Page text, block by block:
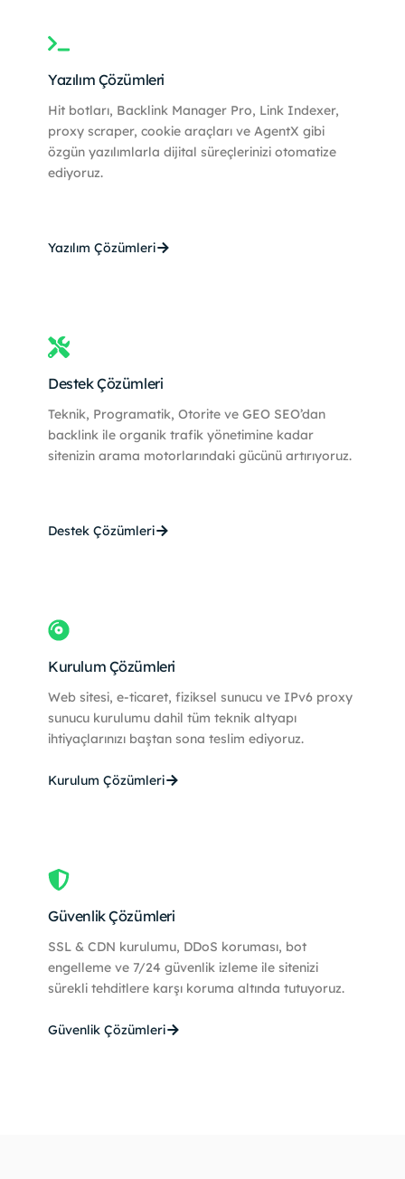
Yazılım Çözümleri
Hit botları, Backlink Manager Pro, Link Indexer,
proxy scraper, cookie araçları ve AgentX gibi
özgün yazılımlarla dijital süreçlerinizi otomatize
ediyoruz.
Yazılım Çözümleri
Destek Çözümleri
Teknik, Programatik, Otorite ve GEO SEO’dan
backlink ile organik trafik yönetimine kadar
sitenizin arama motorlarındaki gücünü artırıyoruz.
Destek Çözümleri
Kurulum Çözümleri
Web sitesi, e-ticaret, fiziksel sunucu ve IPv6 proxy
sunucu kurulumu dahil tüm teknik altyapı
ihtiyaçlarınızı baştan sona teslim ediyoruz.
Kurulum Çözümleri
Güvenlik Çözümleri
SSL & CDN kurulumu, DDoS koruması, bot
engelleme ve 7/24 güvenlik izleme ile sitenizi
sürekli tehditlere karşı koruma altında tutuyoruz.
Güvenlik Çözümleri